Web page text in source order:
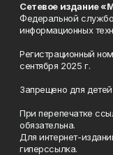
Сетевое издание
Федеральной
информационных
Регистрационный
сентября 2025 г.
Запрещено для
При перепечатке
обязательна.
Для интернет-
гиперссылка.